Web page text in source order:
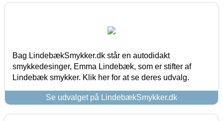
Bag LindebækSmykker.dk står en autodidakt
smykkedesinger, Emma Lindebæk, som er stifter af
Lindebæk smykker. Klik her for at se deres udvalg.
Se udvalget på LindebækSmykker.dk